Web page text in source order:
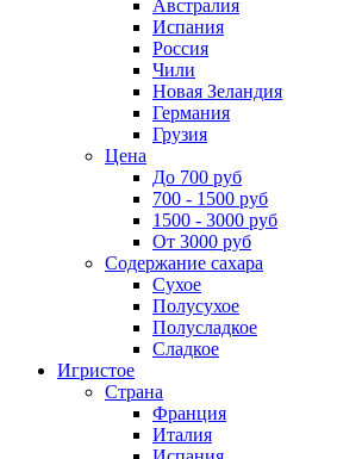
Австралия
Испания
Россия
Чили
Новая Зеландия
Германия
Грузия
Цена
До 700 руб
700 - 1500 руб
1500 - 3000 руб
От 3000 руб
Содержание сахара
Сухое
Полусухое
Полусладкое
Сладкое
Игристое
Страна
Франция
Италия